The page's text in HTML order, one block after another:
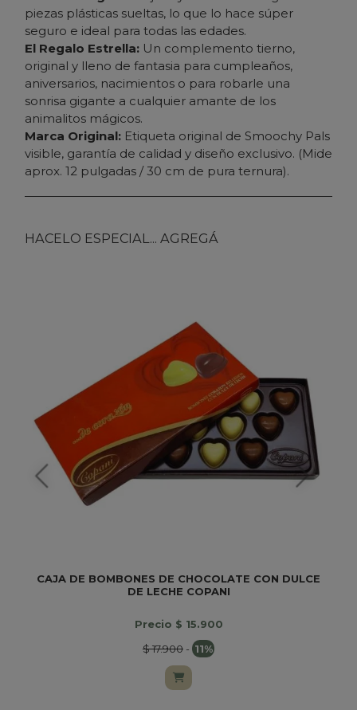
piezas plásticas sueltas, lo que lo hace súper
seguro e ideal para todas las edades.
El Regalo Estrella: Un complemento tierno,
original y lleno de fantasia para cumpleaños,
aniversarios, nacimientos o para robarle una
sonrisa gigante a cualquier amante de los
animalitos mágicos.
Marca Original: Etiqueta original de Smoochy Pals
visible, garantía de calidad y diseño exclusivo. (Mide
aprox. 12 pulgadas / 30 cm de pura ternura).
HACELO ESPECIAL... AGREGÁ
CAJA DE BOMBONES DE CHOCOLATE CON DULCE
DE LECHE COPANI
Precio $ 15.900
$ 17.900- 11%